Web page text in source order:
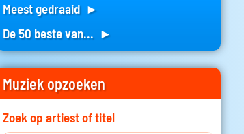
Meest gedraaid ►
De 50 beste van... ►
Muziek opzoeken
Zoek op artiest of titel